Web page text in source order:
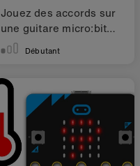
Jouez des accords sur
une guitare micro:bit
avec Scratch
Débutant